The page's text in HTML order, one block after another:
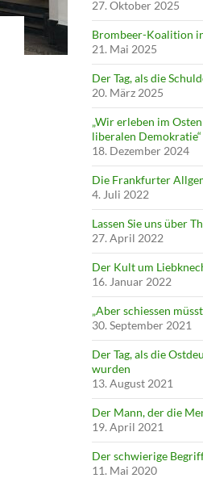
27. Oktober 2025
Brombeer-Koalition
21. Mai 2025
Der Tag, als die
20. März 2025
„Wir erleben im
liberalen Demokratie“
18. Dezember 2024
Die Frankfurter
4. Juli 2022
Lassen Sie uns über
27. April 2022
Der Kult um
16. Januar 2022
„Aber schiessen
30. September 2021
Der Tag, als die
wurden
13. August 2021
Der Mann, der die
19. April 2021
Der schwierige
11. Mai 2020